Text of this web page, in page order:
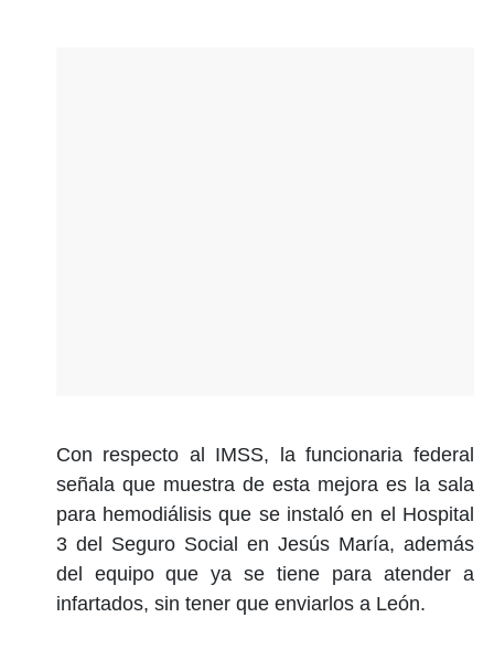
Con respecto al IMSS, la funcionaria federal
señala que muestra de esta mejora es la sala
para hemodiálisis que se instaló en el Hospital
3 del Seguro Social en Jesús María, además
del equipo que ya se tiene para atender a
infartados, sin tener que enviarlos a León.